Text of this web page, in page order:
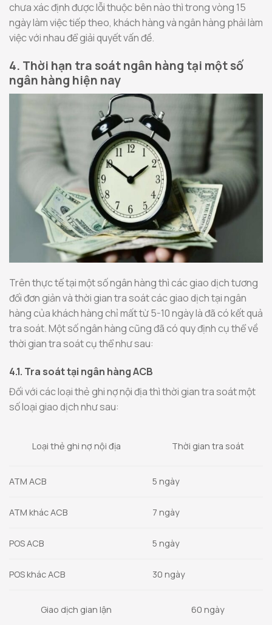
chưa xác định được lỗi thuộc bên nào thì trong vòng 15
ngày làm việc tiếp theo, khách hàng và ngân hàng phải làm
việc với nhau để giải quyết vấn đề.
4. Thời hạn tra soát ngân hàng tại một số
ngân hàng hiện nay
Trên thực tế tại một số ngân hàng thì các giao dịch tương
đối đơn giản và thời gian tra soát các giao dịch tại ngân
hàng của khách hàng chỉ mất từ 5-10 ngày là đã có kết quả
tra soát. Một số ngân hàng cũng đã có quy định cụ thể về
thời gian tra soát cụ thể như sau:
4.1. Tra soát tại ngân hàng ACB
Đối với các loại thẻ ghi nợ nội địa thì thời gian tra soát một
số loại giao dịch như sau:
Loại thẻ ghi nợ nội địa Thời gian tra soát
ATM ACB 5 ngày
ATM khác ACB 7 ngày
POS ACB 5 ngày
POS khác ACB 30 ngày
Giao dịch gian lận 60 ngày